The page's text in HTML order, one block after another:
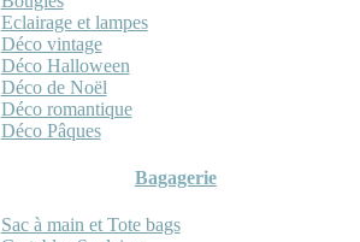
Eclairage et lampes
Déco vintage
Déco Halloween
Déco de Noël
Déco romantique
Déco Pâques
Bagagerie
Sac à main et Tote bags